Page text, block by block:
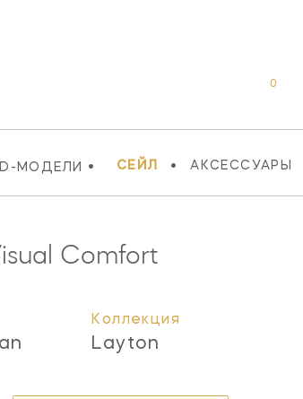
МОДЕЛИ • СЕЙЛ • АКСЕССУАРЫ
0
Comfort
Коллекция
Layton